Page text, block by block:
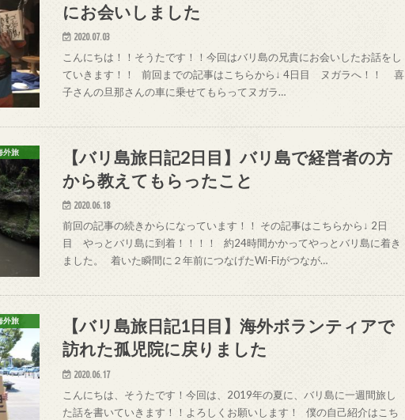
にお会いしました
2020.07.03
こんにちは！！そうたです！！今回はバリ島の兄貴にお会いしたお話をし
ていきます！！ 前回までの記事はこちらから↓ 4日目 ヌガラへ！！ 喜
子さんの旦那さんの車に乗せてもらってヌガラ…
外旅
【バリ島旅日記2日目】バリ島で経営者の方
から教えてもらったこと
2020.06.18
前回の記事の続きからになっています！！ その記事はこちらから↓ 2日
目 やっとバリ島に到着！！！！ 約24時間かかってやっとバリ島に着き
ました。 着いた瞬間に２年前につなげたWi-Fiがつなが…
外旅
【バリ島旅日記1日目】海外ボランティアで
訪れた孤児院に戻りました
2020.06.17
こんにちは、そうたです！今回は、2019年の夏に、バリ島に一週間旅し
た話を書いていきます！！よろしくお願いします！ 僕の自己紹介はこち